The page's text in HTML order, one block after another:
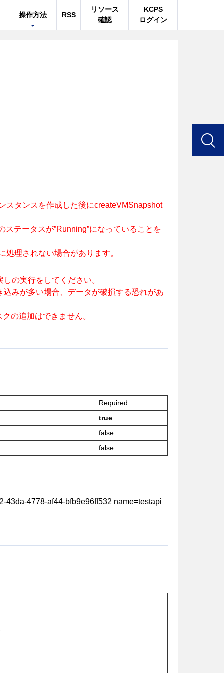
操作方法 RSS
リソース
確認
KCPS
ログイン
スタンスを作成した後にcreateVMSnapshot
テータスが”Running”になっていることを
処理されない場合があります。
の実行をしてください。
みが多い場合、データが破損する恐れがあ
の追加はできません。
Required
true
false
false
43da-4778-af44-bfb9e96ff532 name=testapi